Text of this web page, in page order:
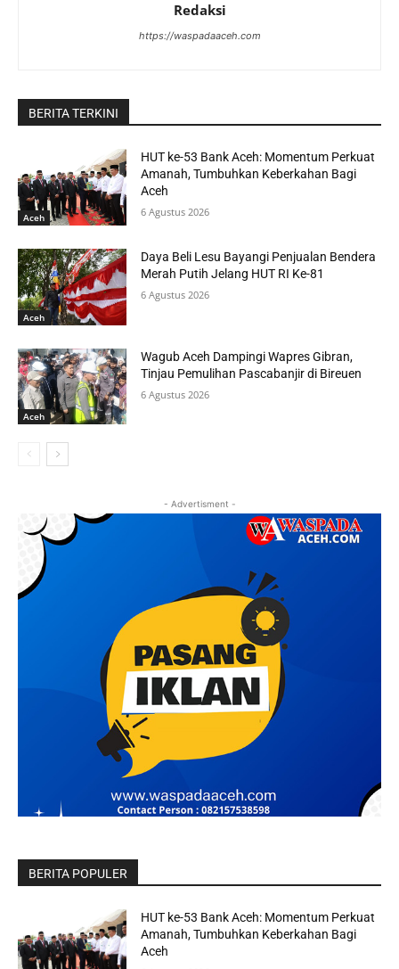
Redaksi
https://waspadaaceh.com
BERITA TERKINI
Aceh
HUT ke-53 Bank Aceh: Momentum Perkuat
Amanah, Tumbuhkan Keberkahan Bagi
Aceh
6 Agustus 2026
Aceh
Daya Beli Lesu Bayangi Penjualan Bendera
Merah Putih Jelang HUT RI Ke-81
6 Agustus 2026
Aceh
Wagub Aceh Dampingi Wapres Gibran,
Tinjau Pemulihan Pascabanjir di Bireuen
6 Agustus 2026
- Advertisment -
BERITA POPULER
HUT ke-53 Bank Aceh: Momentum Perkuat
Amanah, Tumbuhkan Keberkahan Bagi
Aceh